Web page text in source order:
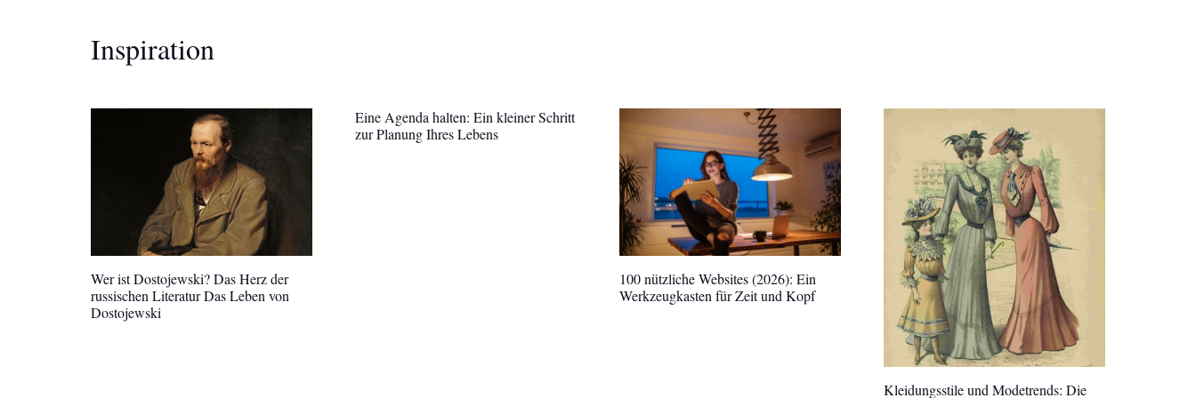
Inspiration
Wer ist Dostojewski? Das Herz der
russischen Literatur Das Leben von
Dostojewski
Eine Agenda halten: Ein kleiner Schritt
zur Planung Ihres Lebens
100 nützliche Websites (2026): Ein
Werkzeugkasten für Zeit und Kopf
Kleidungsstile und Modetrends: Die